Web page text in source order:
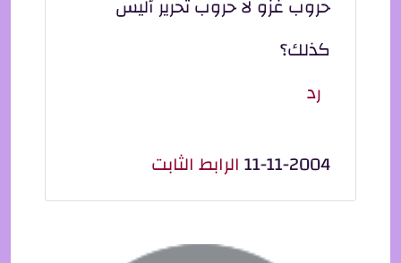
حروب غزو لا حروب تحرير أليس
كذلك؟
رد
11-11-2004الرابط الثابت